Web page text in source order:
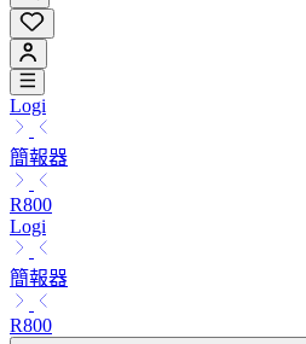
Logi
簡報器
R800
Logi
簡報器
R800